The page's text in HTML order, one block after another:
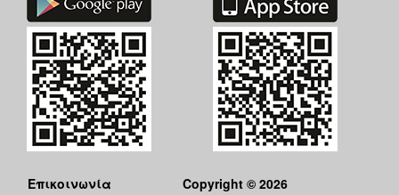
Επικοινωνία Copyright © 2026